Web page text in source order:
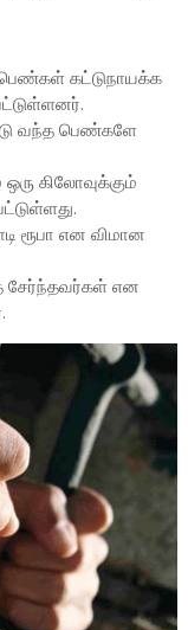
கட்டுநாயக்க
வந்த பெண்களே
கிலோவுக்கும்
ரூபா என விமான
என